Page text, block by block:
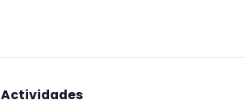
Actividades